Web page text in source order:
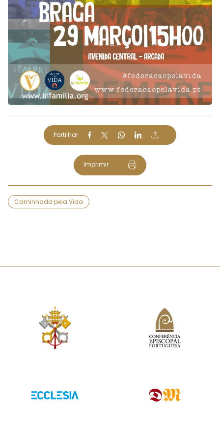
Partilhar
Imprimir
Caminhada pela Vida